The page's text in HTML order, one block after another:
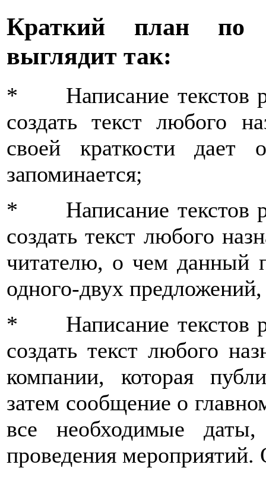
Краткий план по
выглядит так:
* Написание текстов
создать текст любого
своей краткости
запоминается;
* Написание текстов
создать текст любого
читателю, о чем данный
одного-двух
* Написание текстов
создать текст любого
компании, которая
затем сообщение о
все необходимые
проведения